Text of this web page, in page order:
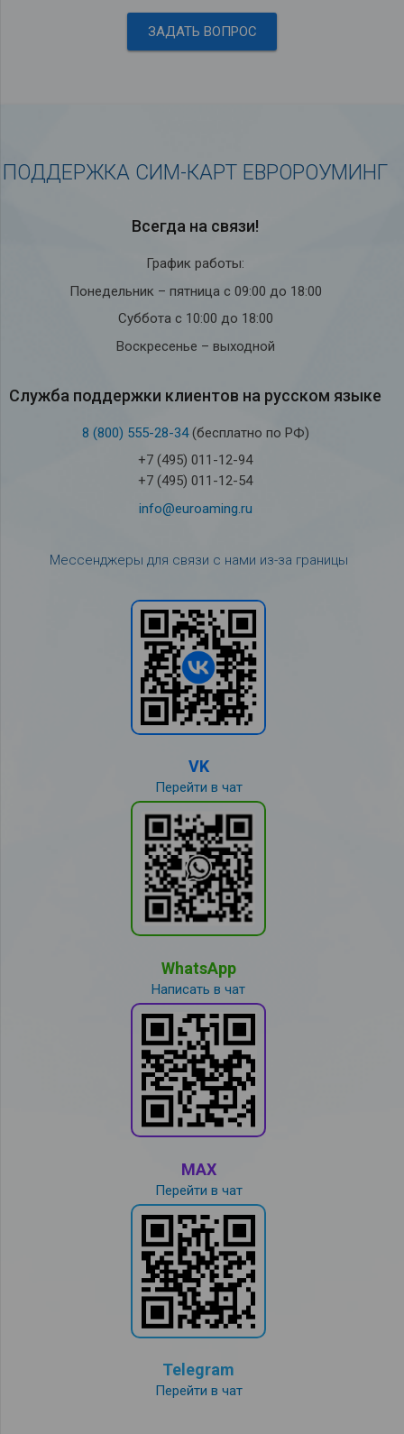
ЗАДАТЬ ВОПРОС
ПОДДЕРЖКА СИМ-КАРТ ЕВРОРОУМИНГ
Всегда на связи!
График работы:
Понедельник – пятница с 09:00 до 18:00
Суббота с 10:00 до 18:00
Воскресенье – выходной
Служба под­держки кли­ен­тов на рус­ском языке
8 (800) 555-28-34(бесплатно по РФ)
+7 (495) 011-12-94
+7 (495) 011-12-54
info@euroaming.ru
Мессенджеры для связи с нами из-за границы
VK
Перейти в чат
WhatsApp
Написать в чат
MAX
Перейти в чат
Telegram
Перейти в чат